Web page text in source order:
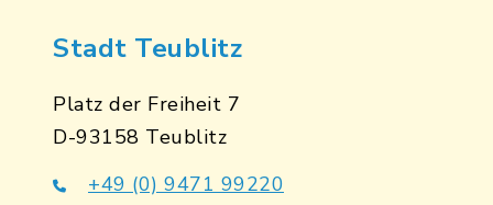
Stadt Teublitz
Platz der Freiheit 7
D-93158 Teublitz
+49 (0) 9471 99220